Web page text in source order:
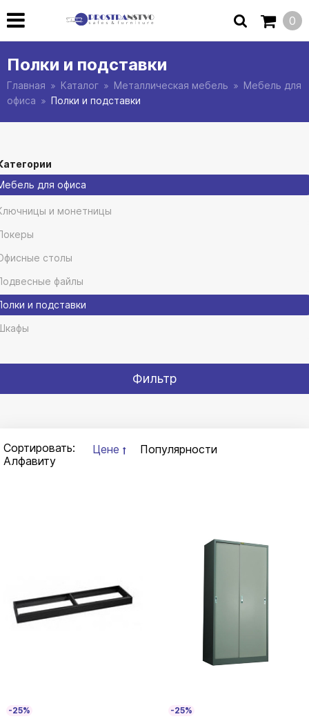
0
Полки и подставки
Главная Каталог Металлическая мебель
Мебель для
офиса
Полки и подставки
для офиса
и монетницы
столы
файлы
и подставки
Фильтр
Сортировать: Цене
Популярности
Алфавиту
-25% -25%